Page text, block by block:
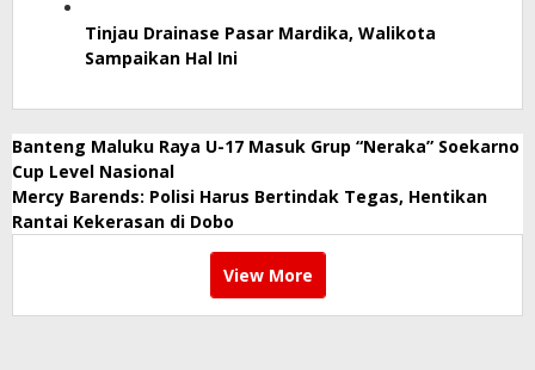
Tinjau Drainase Pasar Mardika, Walikota
Sampaikan Hal Ini
Banteng Maluku Raya U-17 Masuk Grup “Neraka” Soekarno
Cup Level Nasional
Mercy Barends: Polisi Harus Bertindak Tegas, Hentikan
Rantai Kekerasan di Dobo
View More